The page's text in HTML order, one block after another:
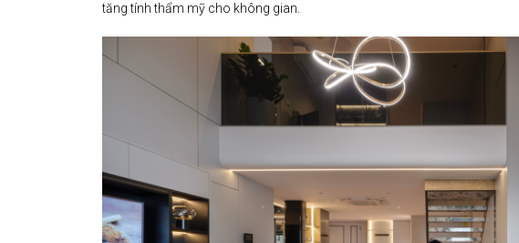
tăng tính thẩm mỹ cho không gian.